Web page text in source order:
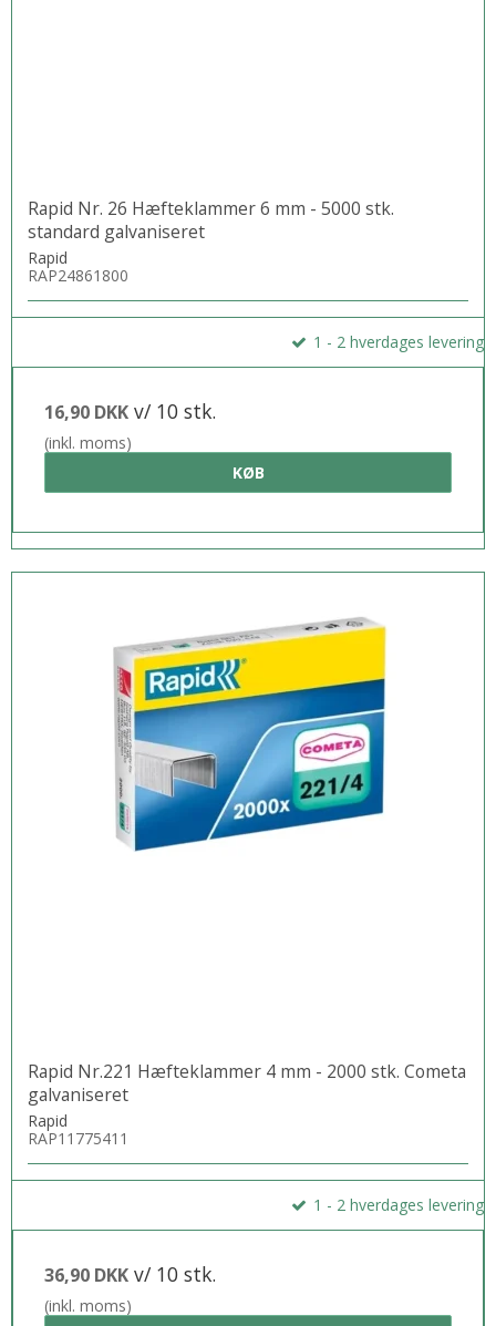
Rapid Nr. 26 Hæfteklammer 6 mm - 5000 stk.
standard galvaniseret
Rapid
RAP24861800
1 - 2 hverdages levering
16,90 DKK v/ 10 stk.
(inkl. moms)
KØB
Rapid Nr.221 Hæfteklammer 4 mm - 2000 stk. Cometa
galvaniseret
Rapid
RAP11775411
1 - 2 hverdages levering
36,90 DKK v/ 10 stk.
(inkl. moms)